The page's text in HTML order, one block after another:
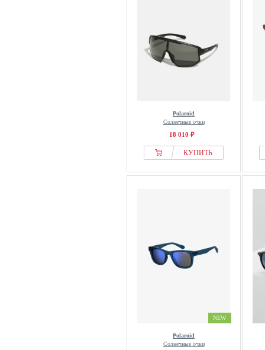
Polaroid
Солнечные очки
18 010 ₽
КУПИТЬ
NEW
Polaroid
Солнечные очки